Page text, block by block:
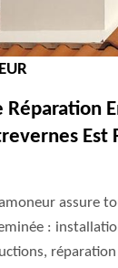
Est
assure
: